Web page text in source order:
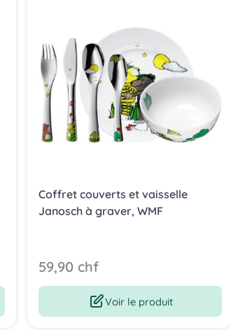
Coffret couverts et vaisselle
Janosch à graver, WMF
59,90 chf
Voir le produit